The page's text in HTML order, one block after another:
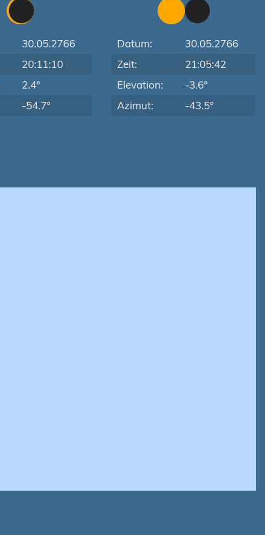
30.05.2766
20:11:10
2.4°
-54.7°
Datum:
30.05.2766
Zeit:
21:05:42
Elevation:
-3.6°
Azimut:
-43.5°